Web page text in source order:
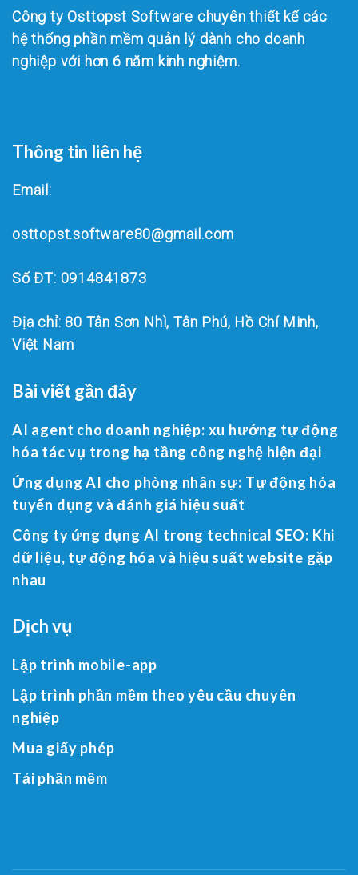
Công ty Osttopst Software chuyên thiết kế các
hệ thống phần mềm quản lý dành cho doanh
nghiệp với hơn 6 năm kinh nghiệm.
Thông tin liên hệ
Email:
osttopst.software80@gmail.com
Số ĐT: 0914841873
Địa chỉ: 80 Tân Sơn Nhì, Tân Phú, Hồ Chí Minh,
Việt Nam
Bài viết gần đây
AI agent cho doanh nghiệp: xu hướng tự động
hóa tác vụ trong hạ tầng công nghệ hiện đại
Ứng dụng AI cho phòng nhân sự: Tự động hóa
tuyển dụng và đánh giá hiệu suất
Công ty ứng dụng AI trong technical SEO: Khi
dữ liệu, tự động hóa và hiệu suất website gặp
nhau
Dịch vụ
Lập trình mobile-app
Lập trình phần mềm theo yêu cầu chuyên
nghiệp
Mua giấy phép
Tải phần mềm